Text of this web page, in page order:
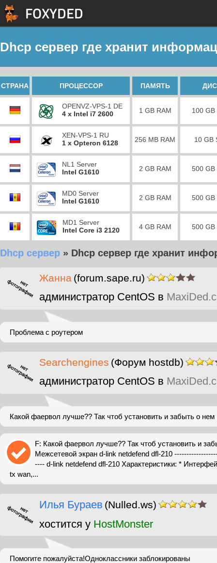
Dhcp сервер где хранит
СТРАНА ПРОЦЕССОР ПАМЯТЬ
OPENVZ-VPS-1 DE
4 x Intel i7 2600
1 GB RAM 100 GB
XEN-VPS-1 RU
1 x Opteron 6128
256 MB RAM 10 GB
NL1 Server
Intel G1610
2 GB RAM 500 GB
MD0 Server
Intel G1610
2 GB RAM 500 GB
MD1 Server
Intel Core i3 2120
4 GB RAM 500 GB
Dhcp сервер » Dhcp сервер где хранит
Жанна (forum.sape.ru)
администратор CentOS в
Проблема с роутером
Searchengines (Форум hostdb)
администратор CentOS в
Какой фаервол лучше?? Так чтоб установить и забыть о нем
F: Какой фаервол лучше?? Так чтоб установить и
Межсетевой экран d-link netdefend dfl-210
---- d-link netdefend dfl-210 Характеристики: *
tx wan,...
Илья Бураев (Nulled.ws)
хостится у HostMonster
Помогите пожалуйста!Одноклассники заблокированы